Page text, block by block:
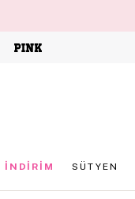
İNDİRİM SÜTYEN